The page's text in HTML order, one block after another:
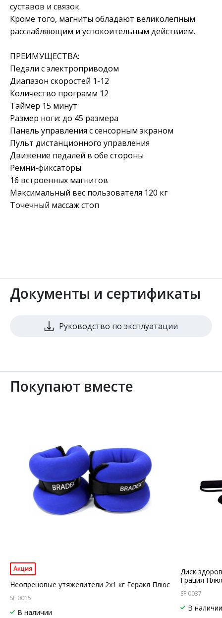
суставов и связок.
Кроме того, магниты обладают великолепным
расслабляющим и успокоительным действием.
ПРЕИМУЩЕСТВА:
Педали с электроприводом
Диапазон скоростей 1-12
Количество программ 12
Таймер 15 минут
Размер ноги: до 45 размера
Панель управления с сенсорным экраном
Пульт дистанционного управления
Движение педалей в обе стороны
Ремни-фиксаторы
16 встроенных магнитов
Максимальный вес пользователя 120 кг
Точечный массаж стоп
Документы и сертификаты
Руководство по эксплуатации
Покупают вместе
Акция
Неопреновые утяжелители 2х1 кг Геракл Плюс
SF 0015
В наличии
Диск
Грация
SF 0037
В